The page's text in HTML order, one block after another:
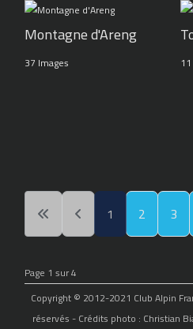
Montagne d'Areng
37 Images
1 2 3
Page 1 sur 4
Copyright © 2012-2021 Club Alpin
réservés - Crédits photo : Christian